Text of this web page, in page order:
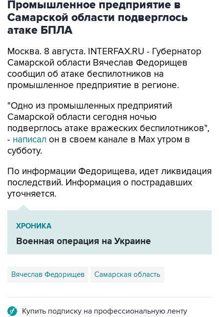
атаке БПЛА
Москва. 8 августа. INTERFAX.RU - Губернатор
сообщил об атаке беспилотников на
промышленное предприятие в регионе.
"Одно из промышленных предприятий
подверглось атаке вражеских беспилотников",
-написалон в своем канале в Max утром в
субботу.
По информации Федорищева, идет ликвидация
уточняется.
ХРОНИКА
Военная операция на Украине
Вячеслав Федорищев Самарская область
Подписаться на рассылку главных новостей сайта